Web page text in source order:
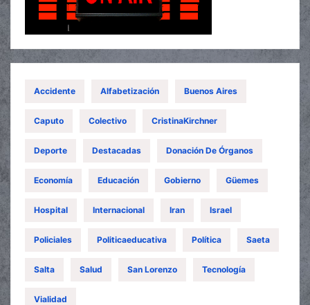
Accidente Alfabetización Buenos Aires
Caputo Colectivo CristinaKirchner
Deporte Destacadas Donación De Órganos
Economía Educación Gobierno Güemes
Hospital Internacional Iran Israel
Policiales Politicaeducativa Política Saeta
Salta Salud San Lorenzo Tecnología
Vialidad